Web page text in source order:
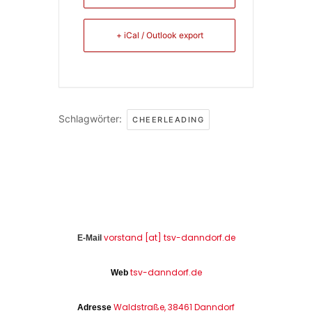
+ iCal / Outlook export
Schlagwörter: CHEERLEADING
E-Mailvorstand [at] tsv-danndorf.de
Web tsv-danndorf.de
Adresse Waldstraße, 38461 Danndorf